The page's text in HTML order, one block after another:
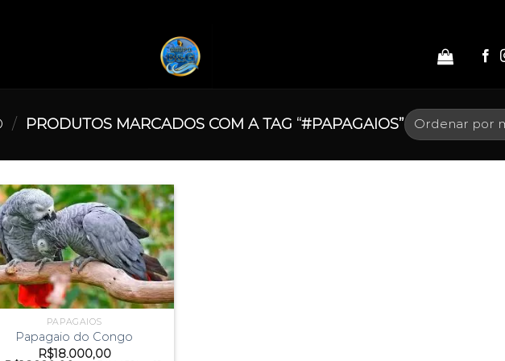
/ PRODUTOS MARCADOS COM A TAG “#PAPAGAIOS”
PAPAGAIOS
Papagaio do Congo
R$18.000,00